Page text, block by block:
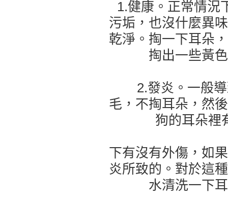
1.健康。正常情況
污垢，也沒什麼異
乾淨。掏一下耳朵
掏出一些黃
2.發炎。一般導
毛，不掏耳朵，然
狗的耳朵裡
下有沒有外傷，如
炎所致的。對於這
水清洗一下